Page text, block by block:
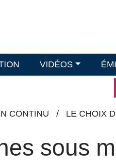
VIDÉOS
CONTINU /
LE CHOIX
sous